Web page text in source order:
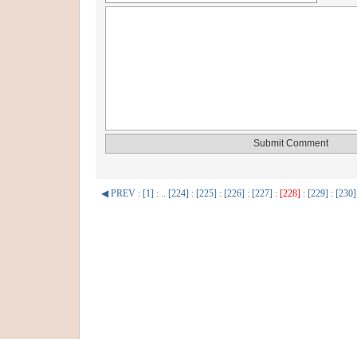
◀ PREV : [1] : .. [224] : [225] : [226] : [227] : [228] : [229] : [230]